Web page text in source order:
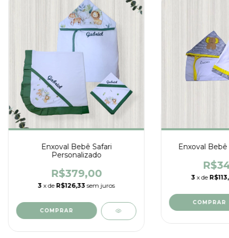
Enxoval Bebê Safari
Personalizado
R$379,00
3 x de R$126,33 sem juros
Enxoval
3 x de